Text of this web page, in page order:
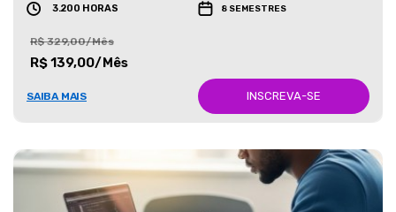
3.200 HORAS 8 SEMESTRES
R$ 329,00/Mês
R$ 139,00/Mês
SAIBA MAIS INSCREVA-SE